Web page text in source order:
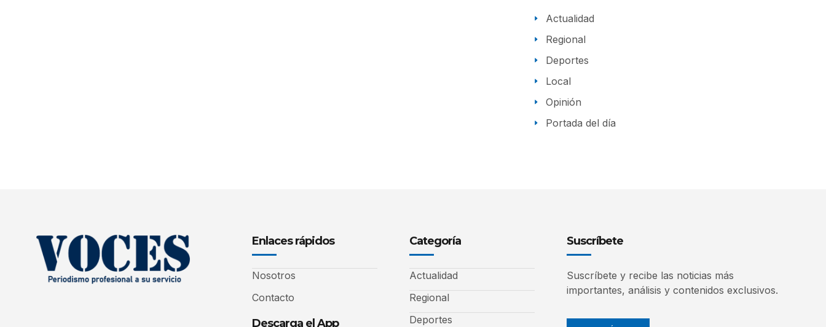
Actualidad
Regional
Deportes
Local
Opinión
Portada del día
Enlaces rápidos
Nosotros
Contacto
Descarga el App
Categoría
Actualidad
Regional
Deportes
Suscríbete
Suscríbete y recibe las noticias más
importantes, análisis y contenidos exclusivos.